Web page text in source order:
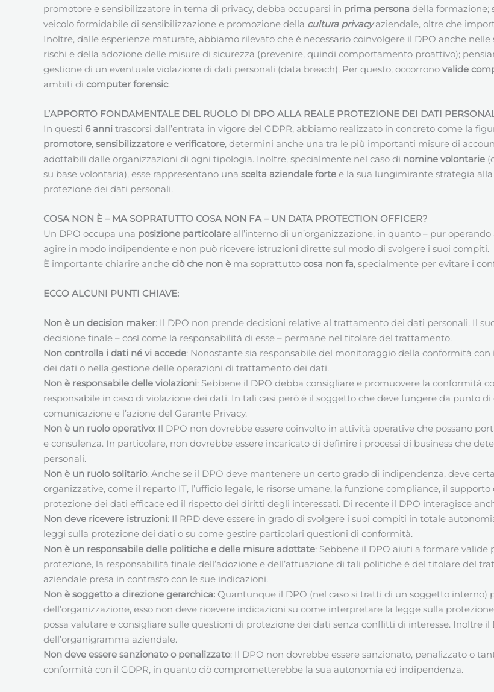
promotore e sensibilizzatore in tema di privacy, debba occuparsi in prima persona della formazione;
veicolo formidabile di sensibilizzazione e promozione della cultura privacyaziendale, oltre che
Inoltre, dalle esperienze maturate, abbiamo rilevato che è necessario coinvolgere il DPO anche
rischi e della adozione delle misure di sicurezza (prevenire, quindi comportamento proattivo);
gestione di un eventuale violazione di dati personali (data breach). Per questo, occorrono valide
ambiti di computer forensic.
L’APPORTO FONDAMENTALE DEL RUOLO DI DPO ALLA REALE PROTEZIONE DEI DATI
In questi 6 anni trascorsi dall’entrata in vigore del GDPR, abbiamo realizzato in concreto come la
promotore, sensibilizzatore e verificatore, determini anche una tra le più importanti misure di
adottabili dalle organizzazioni di ogni tipologia. Inoltre, specialmente nel caso di nomine volontarie
su base volontaria), esse rappresentano una scelta aziendale forte e la sua lungimirante strategia
protezione dei dati personali.
COSA NON È – MA SOPRATUTTO COSA NON FA – UN DATA PROTECTION OFFICER?
Un DPO occupa una posizione particolare all’interno di un’organizzazione, in quanto – pur
agire in modo indipendente e non può ricevere istruzioni dirette sul modo di svolgere i suoi compiti.
È importante chiarire anche ciò che non è ma soprattutto cosa non fa, specialmente per evitare i
ECCO ALCUNI PUNTI CHIAVE:
Non è un decision maker: Il DPO non prende decisioni relative al trattamento dei dati personali. Il
decisione finale – così come la responsabilità di esse – permane nel titolare del trattamento.
Non controlla i dati né vi accede: Nonostante sia responsabile del monitoraggio della conformità
dei dati o nella gestione delle operazioni di trattamento dei dati.
Non è responsabile delle violazioni: Sebbene il DPO debba consigliare e promuovere la conformità
responsabile in caso di violazione dei dati. In tali casi però è il soggetto che deve fungere da punto
comunicazione e l’azione del Garante Privacy.
Non è un ruolo operativo: Il DPO non dovrebbe essere coinvolto in attività operative che possano
e consulenza. In particolare, non dovrebbe essere incaricato di definire i processi di business che
personali.
Non è un ruolo solitario: Anche se il DPO deve mantenere un certo grado di indipendenza, deve
organizzative, come il reparto IT, l’ufficio legale, le risorse umane, la funzione compliance, il
protezione dei dati efficace ed il rispetto dei diritti degli interessati. Di recente il DPO interagisce
Non deve ricevere istruzioni: Il RPD deve essere in grado di svolgere i suoi compiti in totale
leggi sulla protezione dei dati o su come gestire particolari questioni di conformità.
Non è un responsabile delle politiche e delle misure adottate: Sebbene il DPO aiuti a formare
protezione, la responsabilità finale dell’adozione e dell’attuazione di tali politiche è del titolare del
aziendale presa in contrasto con le sue indicazioni.
Non è soggetto a direzione gerarchica: Quantunque il DPO (nel caso si tratti di un soggetto interno)
dell’organizzazione, esso non deve ricevere indicazioni su come interpretare la legge sulla
possa valutare e consigliare sulle questioni di protezione dei dati senza conflitti di interesse. Inoltre
dell’organigramma aziendale.
Non deve essere sanzionato o penalizzato: Il DPO non dovrebbe essere sanzionato, penalizzato o
conformità con il GDPR, in quanto ciò comprometterebbe la sua autonomia ed indipendenza.